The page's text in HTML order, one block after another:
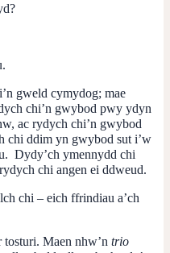
gweld cymydog; mae
chi’n gwybod pwy ydyn
ac rydych chi’n gwybod
chi ddim yn gwybod sut i’w
Dydy’ch ymennydd chi
chi angen ei ddweud.
chi – eich ffrindiau a’ch
Maen nhw’n trio